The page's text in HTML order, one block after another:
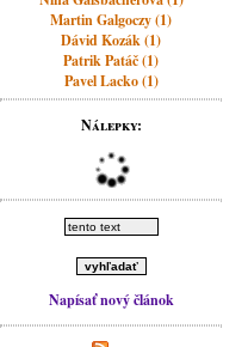
Martin Galgoczy (1)
Dávid Kozák (1)
Patrik Patáč (1)
Pavel Lacko (1)
Nálepky:
Napísať nový článok